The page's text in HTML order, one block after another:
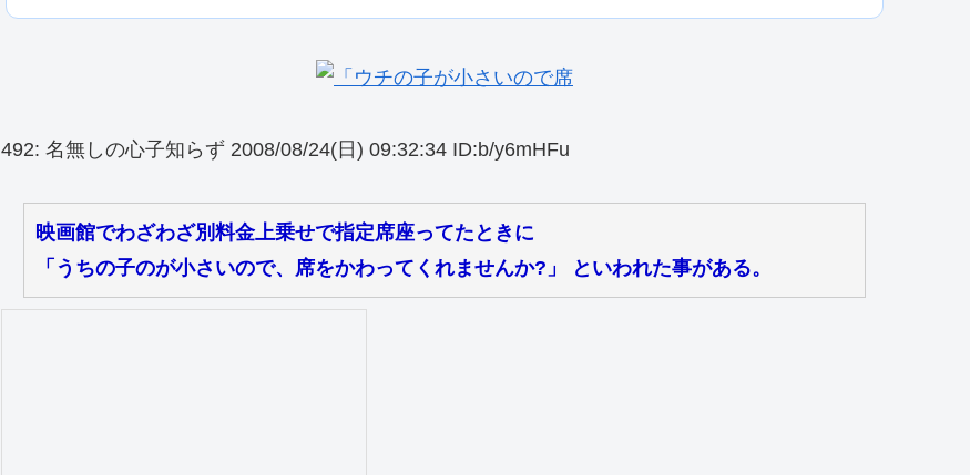
492: 名無しの心子知らず 2008/08/24(日) 09:32:34 ID:b/y6mHFu
映画館でわざわざ別料金上乗せで指定席座ってたときに
「うちの子のが小さいので、席をかわってくれませんか?」 といわれた事がある。